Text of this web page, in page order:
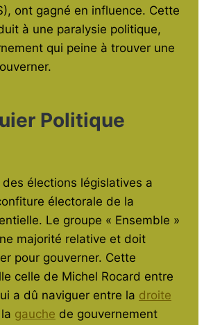
ont gagné en influence. Cette
à une paralysie politique,
qui peine à trouver une
Politique
élections législatives a
électorale de la
Le groupe « Ensemble »
majorité relative et doit
pour gouverner. Cette
celle de Michel Rocard entre
a dû naviguer entre la droite
gauche de gouvernement